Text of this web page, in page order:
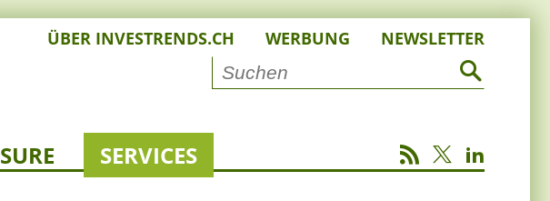
ÜBER INVESTRENDS.CH WERBUNG NEWSLETTER
SERVICES